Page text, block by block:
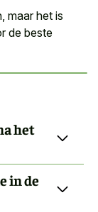
maar het is
de beste
het
in de